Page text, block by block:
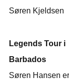
Søren Kjeldsen
Legends Tour i
Barbados
Søren Hansen er